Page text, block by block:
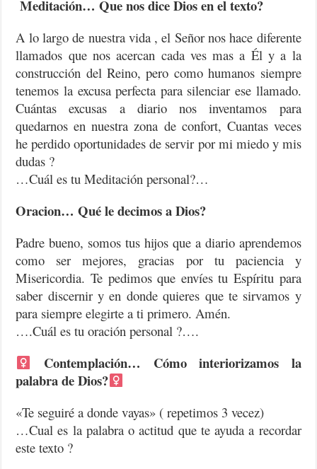
Meditación… Que nos dice Dios en el texto?
A lo largo de nuestra vida , el Señor nos hace diferente
llamados que nos acercan cada ves mas a Él y a la
construcción del Reino, pero como humanos siempre
tenemos la excusa perfecta para silenciar ese llamado.
Cuántas excusas a diario nos inventamos para
quedarnos en nuestra zona de confort, Cuantas veces
he perdido oportunidades de servir por mi miedo y mis
dudas ?
…Cuál es tu Meditación personal?…
Oracion… Qué le decimos a Dios?
Padre bueno, somos tus hijos que a diario aprendemos
como ser mejores, gracias por tu paciencia y
Misericordia. Te pedimos que envíes tu Espíritu para
saber discernir y en donde quieres que te sirvamos y
para siempre elegirte a ti primero. Amén.
….Cuál es tu oración personal ?….
Contemplación… Cómo interiorizamos la
palabra de Dios?
«Te seguiré a donde vayas» ( repetimos 3 vecez)
…Cual es la palabra o actitud que te ayuda a recordar
este texto ?